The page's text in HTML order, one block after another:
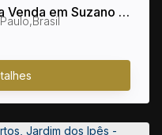
Venda em Suzano /
dos Ipês
,Brasil